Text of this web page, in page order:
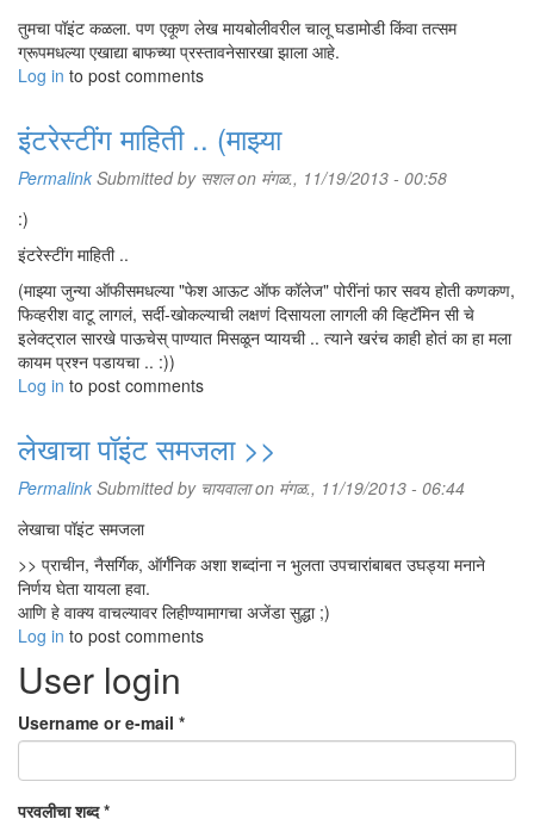
तुमचा पॉइंट कळला. पण एकूण लेख मायबोलीवरील चालू घडामोडी किंवा तत्सम
ग्रूपमधल्या एखाद्या बाफच्या प्रस्तावनेसारखा झाला आहे.
Log in to post comments
इंटरेस्टींग माहिती .. (माझ्या
Permalink Submitted by सशलon मंगळ., 11/19/2013 - 00:58
:)
इंटरेस्टींग माहिती ..
(माझ्या जुन्या ऑफीसमधल्या "फेश आऊट ऑफ कॉलेज" पोरींनां फार सवय होती कणकण,
फिव्हरीश वाटू लागलं, सर्दी-खोकल्याची लक्षणं दिसायला लागली की व्हिटॅमिन सी चे
इलेक्ट्राल सारखे पाऊचेस् पाण्यात मिसळून प्यायची .. त्याने खरंच काही होतं का हा मला
कायम प्रश्न पडायचा .. :))
Log in to post comments
लेखाचा पॉइंट समजला >>
Permalink Submitted by चायवालाon मंगळ., 11/19/2013 - 06:44
लेखाचा पॉइंट समजला
>> प्राचीन, नैसर्गिक, ऑर्गॅनिक अशा शब्दांना न भुलता उपचारांबाबत उघड्या मनाने
निर्णय घेता यायला हवा.
आणि हे वाक्य वाचल्यावर लिहीण्यामागचा अजेंडा सुद्धा ;)
Log in to post comments
User login
Username or e-mail *
परवलीचा शब्द*